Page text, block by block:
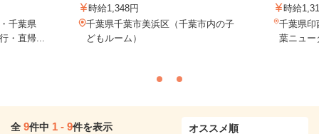
千葉県
・直帰...
時給1,348円
千葉県千葉市美浜区（千葉市内の子
どもルーム）
時給
千葉県印
葉ニュー
全 9件中 1 - 9件を表示